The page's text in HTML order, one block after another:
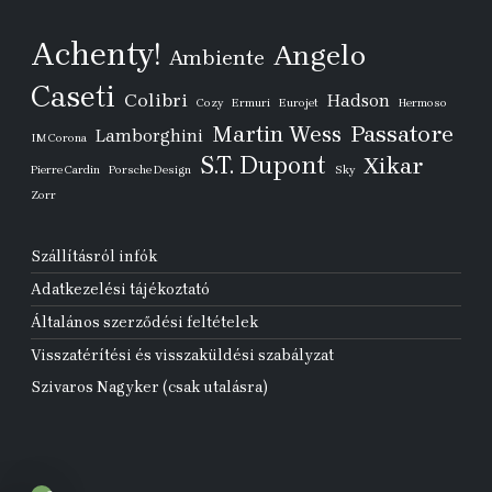
Achenty! Ambiente Angelo
Caseti Colibri Cozy Ermuri Eurojet Hadson Hermoso
IM Corona Lamborghini Martin Wess Passatore
Pierre Cardin Porsche Design S.T. Dupont Sky Xikar
Zorr
Szállításról infók
Adatkezelési tájékoztató
Általános szerződési feltételek
Visszatérítési és visszaküldési szabályzat
Szivaros Nagyker (csak utalásra)